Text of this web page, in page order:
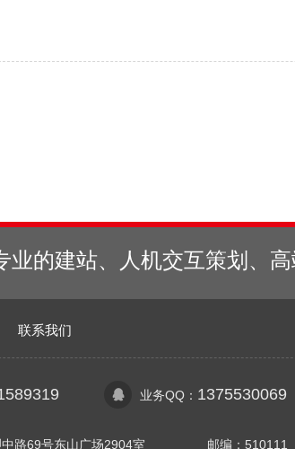
业的建站、人机交互策划、
联系我们
业务QQ： 1375530069
路69号东山广场2904室 邮编：510111